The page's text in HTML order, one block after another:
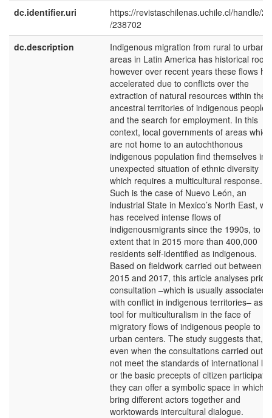
dc.identifier.uri
https://revistaschilenas.uchile.cl/handle/
/238702
dc.description
Indigenous migration from rural to urban
areas in Latin America has historical
however over recent years these flows
accelerated due to conflicts over the
extraction of natural resources within the
ancestral territories of indigenous peoples
and the search for employment. In this
context, local governments of areas which
are not home to an autochthonous
indigenous population find themselves in
unexpected situation of ethnic diversity
which requires a multicultural response.
Such is the case of Nuevo León, an
industrial State in Mexico’s North East,
has received intense flows of
indigenousmigrants since the 1990s, to
extent that in 2015 more than 400,000
residents self-identified as indigenous.
Based on fieldwork carried out between
2015 and 2017, this article analyses prior
consultation –which is usually associated
with conflict in indigenous territories– as a
tool for multiculturalism in the face of
migratory flows of indigenous people to
urban centers. The study suggests that,
even when the consultations carried out
not meet the standards of international
or the basic precepts of citizen
they can offer a symbolic space in which
bring different actors together and
worktowards intercultural dialogue.